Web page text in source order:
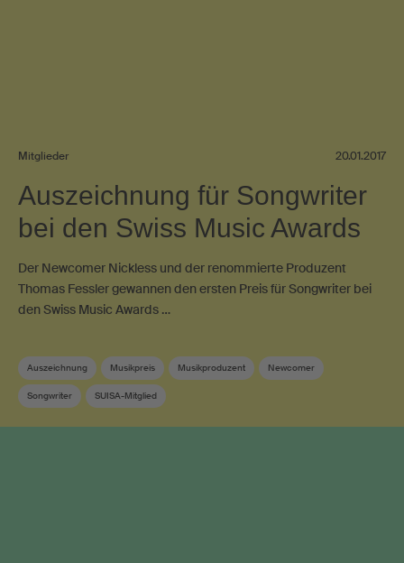
Mitglieder 20.01.2017
Auszeichnung für Songwriter
bei den Swiss Music Awards
Der Newcomer Nickless und der renommierte Produzent
Thomas Fessler gewannen den ersten Preis für Songwriter bei
den Swiss Music Awards …
Auszeichnung Musikpreis Musikproduzent Newcomer
Songwriter SUISA-Mitglied